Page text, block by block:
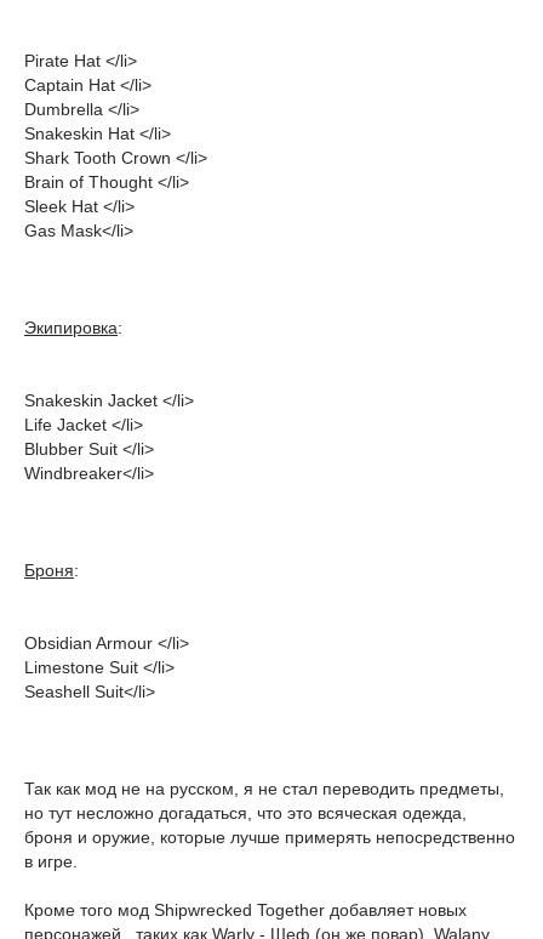
Pirate Hat </li>
Captain Hat </li>
Dumbrella </li>
Snakeskin Hat </li>
Shark Tooth Crown </li>
Brain of Thought </li>
Sleek Hat </li>
Gas Mask</li>
Экипировка:
Snakeskin Jacket </li>
Life Jacket </li>
Blubber Suit </li>
Windbreaker</li>
Броня:
Obsidian Armour </li>
Limestone Suit </li>
Seashell Suit</li>
Так как мод не на русском, я не стал переводить предметы,
но тут несложно догадаться, что это всяческая одежда,
броня и оружие, которые лучше примерять непосредственно
в игре.
Кроме того мод Shipwrecked Together добавляет новых
персонажей, таких как Warly - Шеф (он же повар), Walany